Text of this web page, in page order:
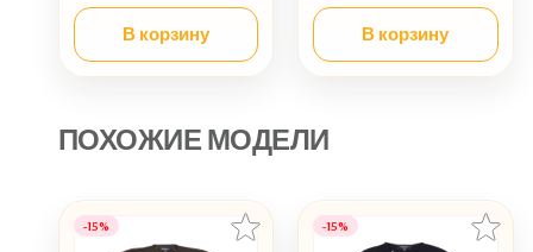
В корзину В корзину
ПОХОЖИЕ МОДЕЛИ
-15% -15%